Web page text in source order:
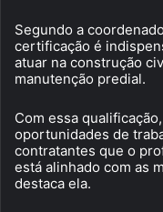
Segundo a
certificação é
atuar na construção
manutenção predial.
Com essa
oportunidades de
contratantes que o
está alinhado com as
destaca ela.